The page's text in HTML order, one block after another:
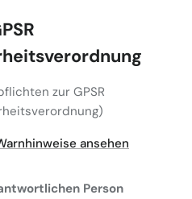
zur GPSR
ansehen
Person